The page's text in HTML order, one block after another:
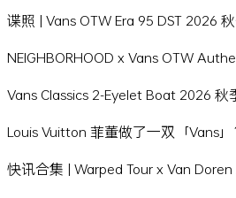
谍照 | Vans OTW Era 95 DST 2026
NEIGHBORHOOD x Vans OTW
Vans Classics 2-Eyelet Boat 2026 秋
Louis Vuitton 菲董做了一双「Vans
快讯合集 | Warped Tour x Van